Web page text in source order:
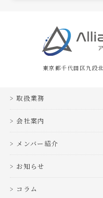
東京都千代田区九段
取扱業務
会社案内
メンバー紹介
お知らせ
コラム